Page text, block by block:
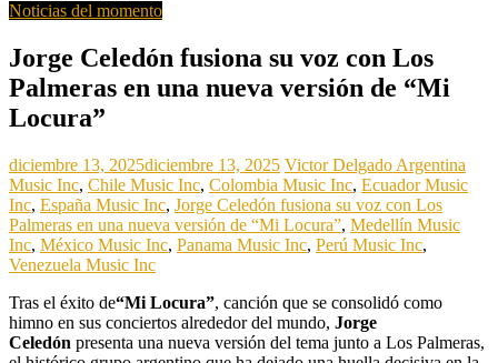
Noticias del momento
Jorge Celedón fusiona su voz con Los
Palmeras en una nueva versión de “Mi
Locura”
diciembre 13, 2025diciembre 13, 2025 Victor Delgado Argentina
Music Inc, Chile Music Inc, Colombia Music Inc, Ecuador Music
Inc, España Music Inc, Jorge Celedón fusiona su voz con Los
Palmeras en una nueva versión de “Mi Locura”, Medellín Music
Inc, México Music Inc, Panama Music Inc, Perú Music Inc,
Venezuela Music Inc
Tras el éxito de“Mi Locura”, canción que se consolidó como
himno en sus conciertos alrededor del mundo, Jorge
Celedón presenta una nueva versión del tema junto a Los Palmeras,